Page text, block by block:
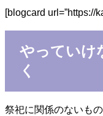
[blogcard url=”https://
やっていけ
く
祭祀に関係のないも